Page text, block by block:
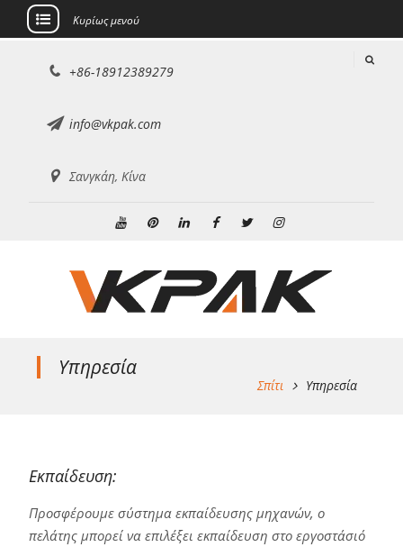
Κυρίως μενού
+86-18912389279
info@vkpak.com
Σανγκάη, Κίνα
Υπηρεσία
Σπίτι Υπηρεσία
Εκπαίδευση:
Προσφέρουμε σύστημα εκπαίδευσης μηχανών, ο
πελάτης μπορεί να επιλέξει εκπαίδευση στο εργοστάσιό